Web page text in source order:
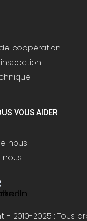
coopération
VOUS AIDER
nous
- 2010-2025 : Tous